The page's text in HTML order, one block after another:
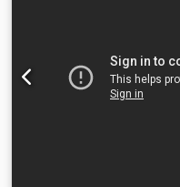
point à améliorer ⚠️ 📌
GODET NON INCLUS.
transmission un peu